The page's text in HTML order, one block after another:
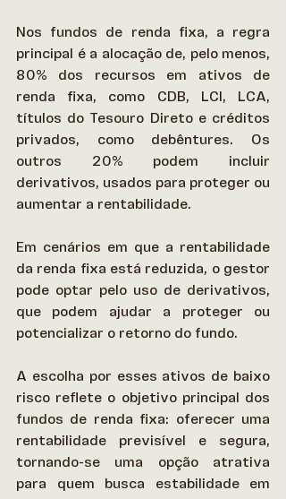
Nos fundos de renda fixa, a regra
principal é a alocação de, pelo menos,
80% dos recursos em ativos de
renda fixa, como CDB, LCI, LCA,
títulos do Tesouro Direto e créditos
privados, como debêntures. Os
outros 20% podem incluir
derivativos, usados para proteger ou
aumentar a rentabilidade.
Em cenários em que a rentabilidade
da renda fixa está reduzida, o gestor
pode optar pelo uso de derivativos,
que podem ajudar a proteger ou
potencializar o retorno do fundo.
A escolha por esses ativos de baixo
risco reflete o objetivo principal dos
fundos de renda fixa: oferecer uma
rentabilidade previsível e segura,
tornando-se uma opção atrativa
para quem busca estabilidade em